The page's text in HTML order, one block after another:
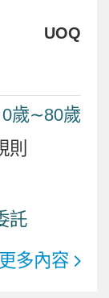
UOQ
歲∼80歲
託
更多內容